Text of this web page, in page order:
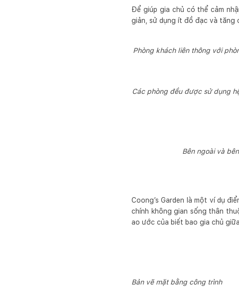
Để giúp gia chủ có thể cảm
giản, sử dụng ít đồ đạc và tăng
Phòng khách liên thông với
Các phòng đều được sử dụng
Bên ngoài và
Coong’s Garden là một ví dụ
chính không gian sống thân
ao ước của biết bao gia chủ
Bản vẽ mặt bằng công trình